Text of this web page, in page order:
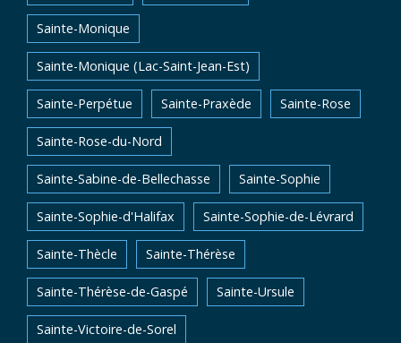
Sainte-Monique
Sainte-Monique (Lac-Saint-Jean-Est)
Sainte-Perpétue Sainte-Praxède Sainte-Rose
Sainte-Rose-du-Nord
Sainte-Sabine-de-Bellechasse Sainte-Sophie
Sainte-Sophie-d'Halifax Sainte-Sophie-de-Lévrard
Sainte-Thècle Sainte-Thérèse
Sainte-Thérèse-de-Gaspé Sainte-Ursule
Sainte-Victoire-de-Sorel